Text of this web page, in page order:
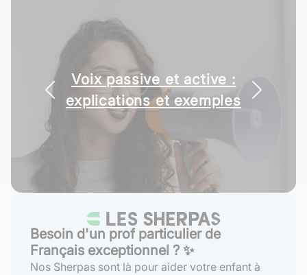
Voix passive et active :
explications et exemples
Modes verbaux : usages et
explications
Besoin d'un prof particulier de
Français exceptionnel ? ✨
Nos Sherpas sont là pour aider votre enfant à